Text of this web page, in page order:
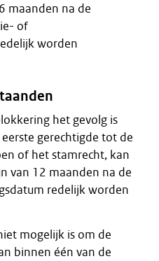
maanden na de
of
worden
het gevolg is
gerechtigde tot de
of het stamrecht, kan
van 12 maanden na de
redelijk worden
mogelijk is om de
binnen één van de